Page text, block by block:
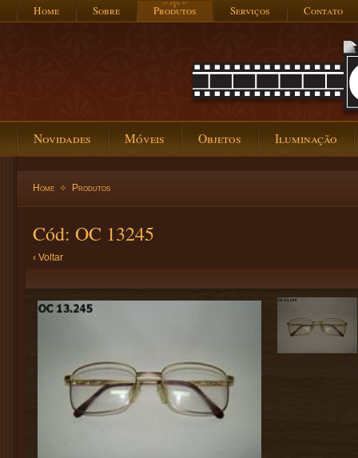
Home Sobre Produtos Serviços Contato
Novidades Móveis Objetos Iluminação
Home Produtos
Cód: OC 13245
‹ Voltar